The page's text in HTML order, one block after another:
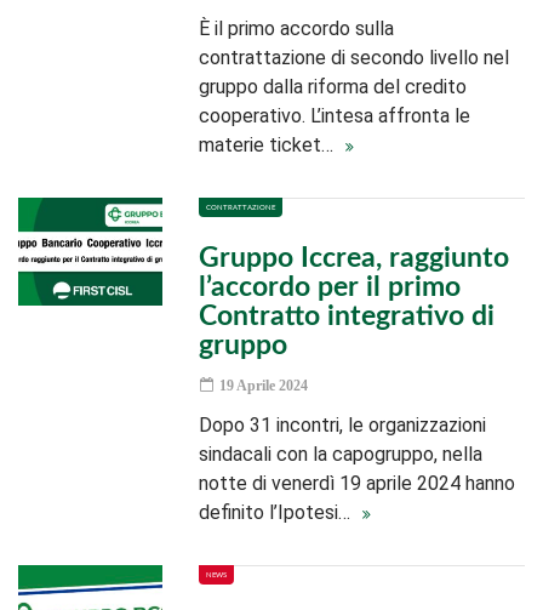
È il primo accordo sulla
contrattazione di secondo livello nel
gruppo dalla riforma del credito
cooperativo. L’intesa affronta le
materie ticket…
CONTRATTAZIONE
Gruppo Iccrea, raggiunto
l’accordo per il primo
Contratto integrativo di
gruppo
19 Aprile 2024
Dopo 31 incontri, le organizzazioni
sindacali con la capogruppo, nella
notte di venerdì 19 aprile 2024 hanno
definito l’Ipotesi…
NEWS